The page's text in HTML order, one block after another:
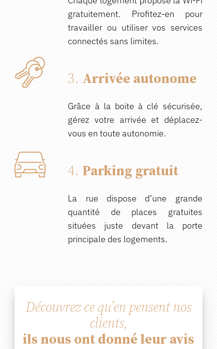
gratuitement. Profitez-en pour
travailler ou utiliser vos services
connectés sans limites.
3. Arrivée autonome
Grâce à la boite à clé sécurisée,
gérez votre arrivée et déplacez-
vous en toute autonomie.
4. Parking gratuit
La rue dispose d’une grande
quantité de places gratuites
situées juste devant la porte
principale des logements.
Découvrez ce qu’en pensent nos
clients,
ils nous ont donné leur avis